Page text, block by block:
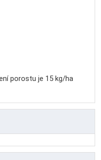
porostu je 15 kg/ha